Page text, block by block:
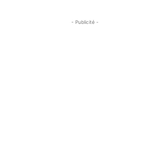
- Publicité -